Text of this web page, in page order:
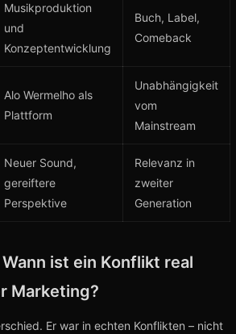
Musikproduktion
und
Konzeptentwicklung
Buch, Label,
Comeback
Alo Wermelho als
Plattform
Unabhängigkeit
vom
Mainstream
Neuer Sound,
gereiftere
Perspektive
Relevanz in
zweiter
Generation
ist ein Konflikt real
Marketing?
Er war in echten Konflikten – nicht